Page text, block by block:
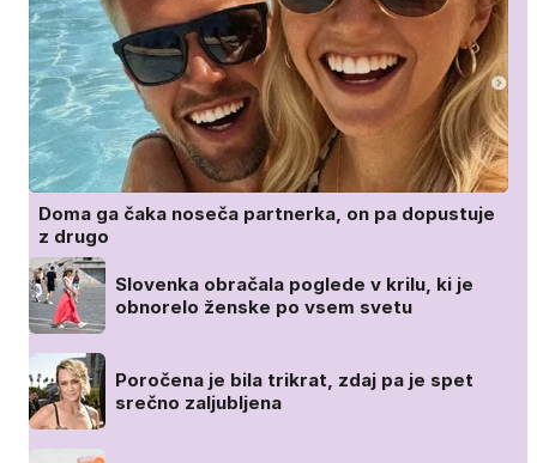
Doma ga čaka noseča partnerka, on pa dopustuje
z drugo
Slovenka obračala poglede v krilu, ki je
obnorelo ženske po vsem svetu
Poročena je bila trikrat, zdaj pa je spet
srečno zaljubljena